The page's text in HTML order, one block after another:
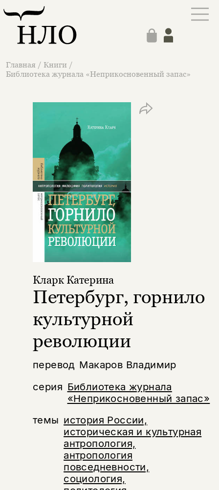
Главная / Книги /
Библиотека журнала «Неприкосновенный запас»
перевод Макаров Владимир
серия Библиотека журнала
«Неприкосновенный запас»
темы история России,
историческая и культурная
антропология,
антропология
повседневности,
социология,
Кларк Катерина
Петербург, горнило
культурной
революции